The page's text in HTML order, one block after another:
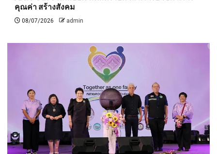
คุณค่า สร้างสังคม
08/07/2026 admin